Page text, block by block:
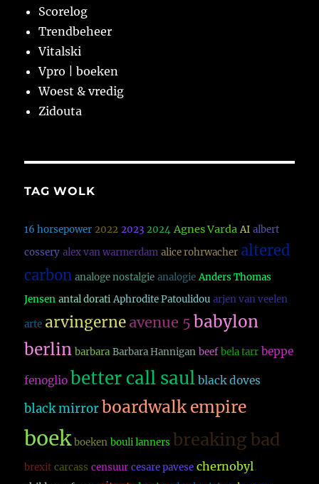
Scorelog
Trendbeheer
Vitalski
Vpro | boeken
Woest & vredig
Zidouta
TAG WOLK
16 horsepower 2022 2023 2024 Agnes Varda AI albert
cossery alex van warmerdam alice rohrwacher altered
carbon analoge nostalgie analogie Anders Thomas
Jensen antal dorati Aphrodite Patoulidou arjen van veelen
arte arvingerne avenue 5 babylon
berlin barbara Barbara Hannigan beef bela tarr beppe
fenoglio better call saul black doves
black mirror boardwalk empire
boek boeken bouli lanners breaking bad
brexit carcass censuur cesare pavese chernobyl